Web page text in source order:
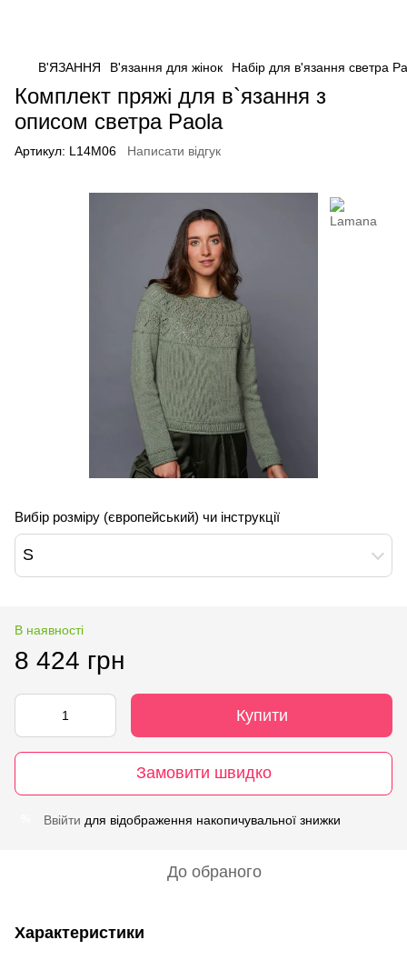
В'ЯЗАННЯ В'язання для жінок Набір для в'язання светра
Комплект пряжі для в`язання з
описом светра Paola
Артикул: L14M06 Написати відгук
Вибір розміру (європейський) чи інструкції
S
В наявності
8 424 грн
Купити
Замовити швидко
Ввійти для відображення накопичувальної знижки
До обраного
Характеристики